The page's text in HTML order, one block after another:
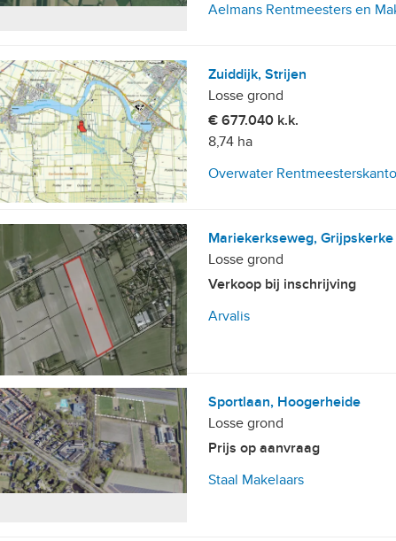
Aelmans Rentmeesters en
Zuiddijk, Strijen
Losse grond
€ 677.040 k.k.
8,74 ha
Overwater
Mariekerkseweg, Grijpskerke
Losse grond
Verkoop bij inschrijving
Arvalis
Sportlaan, Hoogerheide
Losse grond
Prijs op aanvraag
Staal Makelaars